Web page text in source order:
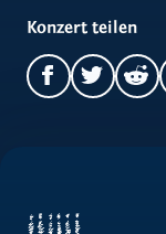
Konzert teilen